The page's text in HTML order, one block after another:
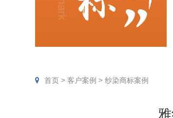
首页 > 客户案例 > 纱染商标案例